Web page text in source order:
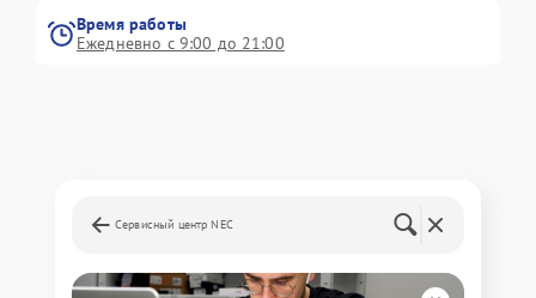
Время работы
Ежедневно с 9:00 до 21:00
Сервисный центр NEC